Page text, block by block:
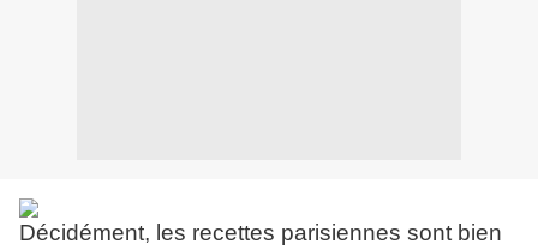
Décidément, les recettes parisiennes sont bien